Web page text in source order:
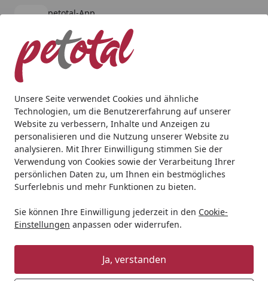
Unsere Seite verwendet Cookies und ähnliche
Technologien, um die Benutzererfahrung auf unserer
Website zu verbessern, Inhalte und Anzeigen zu
personalisieren und die Nutzung unserer Website zu
analysieren. Mit Ihrer Einwilligung stimmen Sie der
Verwendung von Cookies sowie der Verarbeitung Ihrer
persönlichen Daten zu, um Ihnen ein bestmögliches
Surferlebnis und mehr Funktionen zu bieten.
Sie können Ihre Einwilligung jederzeit in den Cookie-
Einstellungen anpassen oder widerrufen.
Ja, verstanden
petotal-App
kostenlos - Im App Store
Alle Produkte
Mein Konto
Suchen
Startseite
Hund Snacks Corwex Entenbrust in Streifen
Corwex Entenbrust in Streifen
Hundesnack Ente in Streifen 250g
(5 Bewertungen)